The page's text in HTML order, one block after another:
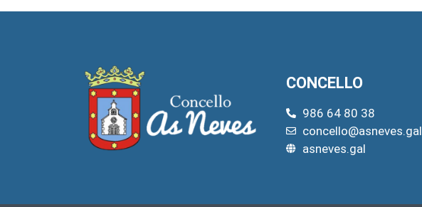
CONCELLO
986 64 80 38
concello@asneves.gal
asneves.gal